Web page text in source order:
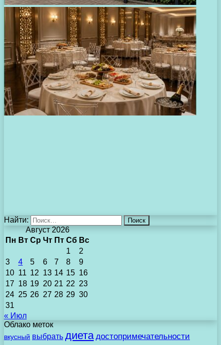
Найти:
Август 2026
Пн Вт Ср Чт Пт Сб Вс
1
2
3
4 5 6 7 8
9
10 11 12 13 14 15 16
17 18 19 20 21 22 23
24 25 26 27 28 29 30
31
« Июл
Облако меток
вкусный выбрать диета достопримечательности